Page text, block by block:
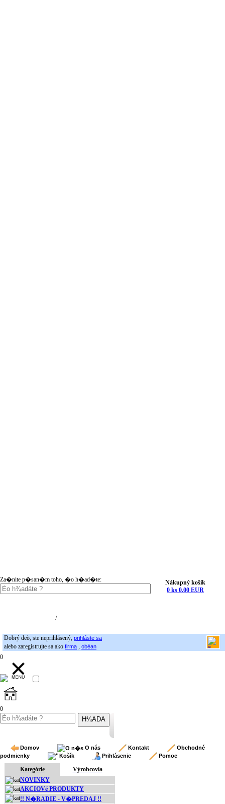
Za�nite p�san�m toho, �o h�ad�te:
Nákupný košík
0 ks 0.00 EUR
/
Dobrý deò, ste neprihlásený, prihláste sa
alebo zaregistrujte sa ako firma , obèan
0
0
Domov O nás Kontakt
Obchodné
podmienky
Košík Prihlásenie Pomoc
Kategórie
Výrobcovia
NOVINKY
AKCIOVé PRODUKTY
!! N�RADIE - V�PREDAJ !!